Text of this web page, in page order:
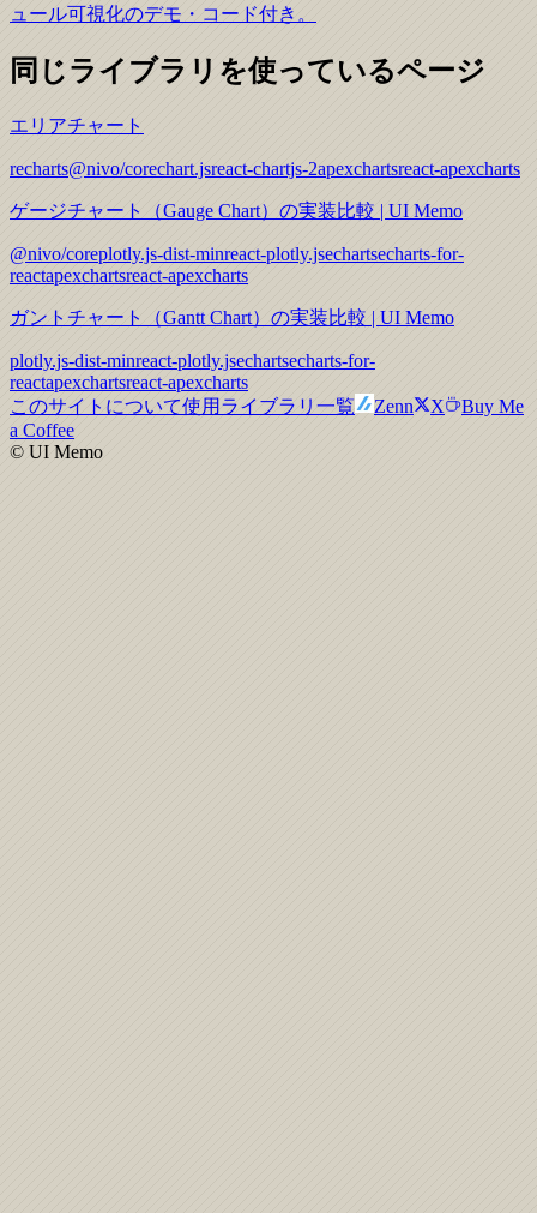
ュール可視化のデモ・コード付き。
同じライブラリを使っているページ
エリアチャート
recharts@nivo/corechart.jsreact-chartjs-2apexchartsreact-apexcharts
ゲージチャート（Gauge Chart）の実装比較 | UI Memo
@nivo/coreplotly.js-dist-minreact-plotly.jsechartsecharts-for-
reactapexchartsreact-apexcharts
ガントチャート（Gantt Chart）の実装比較 | UI Memo
plotly.js-dist-minreact-plotly.jsechartsecharts-for-
reactapexchartsreact-apexcharts
このサイトについて使用ライブラリ一覧 Zenn X
Buy Me
a Coffee
© UI Memo